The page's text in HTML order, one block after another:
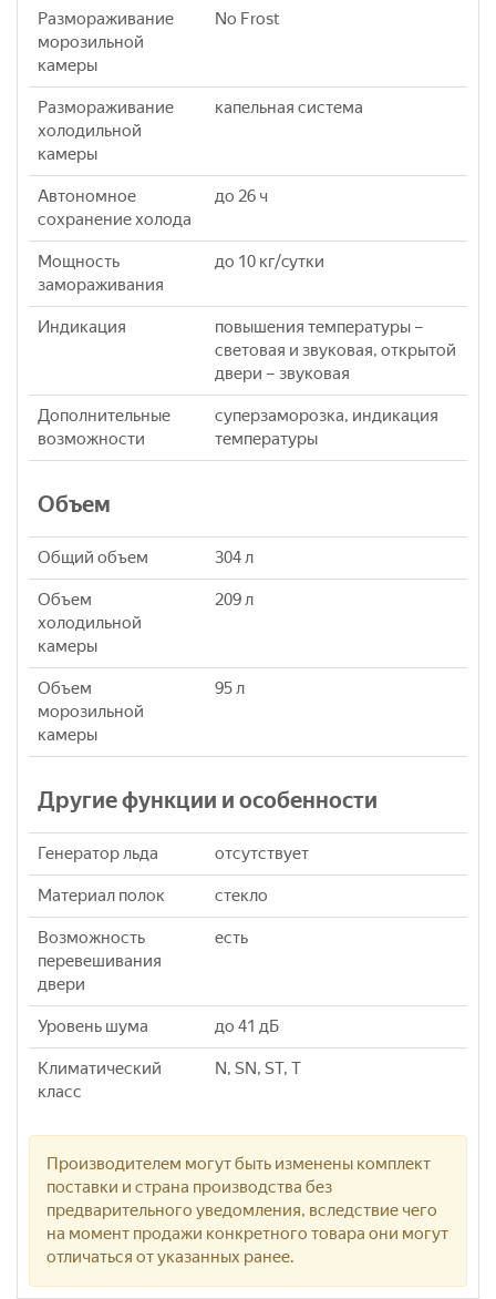
Размораживание
морозильной
камеры
No Frost
Размораживание
холодильной
камеры
капельная система
Автономное
сохранение холода
до 26 ч
Мощность
замораживания
до 10 кг/cутки
Индикация
повышения температуры –
световая и звуковая, открытой
двери – звуковая
Дополнительные
возможности
суперзаморозка, индикация
температуры
Объем
Общий объем 304 л
Объем
холодильной
камеры
209 л
Объем
морозильной
камеры
95 л
Другие функции и особенности
Генератор льда отсутствует
Материал полок стекло
Возможность
перевешивания
двери
есть
Уровень шума до 41 дБ
Климатический
класс
N, SN, ST, T
Производителем могут быть изменены комплект
поставки и страна производства без
предварительного уведомления, вследствие чего
на момент продажи конкретного товара они могут
отличаться от указанных ранее.